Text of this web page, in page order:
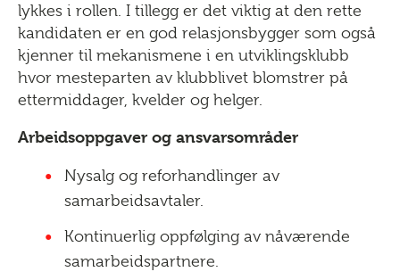
lykkes i rollen. I tillegg er det viktig at den rette
kandidaten er en god relasjonsbygger som også
kjenner til mekanismene i en utviklingsklubb
hvor mesteparten av klubblivet blomstrer på
ettermiddager, kvelder og helger.
Arbeidsoppgaver og ansvarsområder
Nysalg og reforhandlinger av
samarbeidsavtaler.
Kontinuerlig oppfølging av nåværende
samarbeidspartnere.